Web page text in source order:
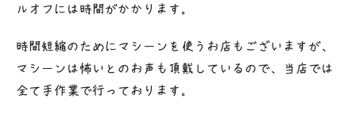
ルオフには時間がかかります。
時間短縮のためにマシーンを使うお店もございますが、
マシーンは怖いとのお声も頂戴しているので、当店では
全て手作業で行っております。